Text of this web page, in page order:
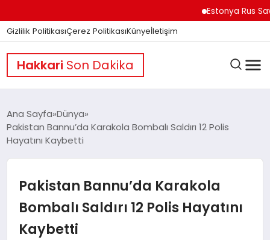
Estonya Rus
Gizlilik PolitikasıÇerez PolitikasıKünyeİletişim
Hakkari Son Dakika
GÜNDEM
DÜNYA
EĞITIM
Ana Sayfa Dünya
Pakistan Bannu’da Karakola Bombalı Saldırı 12 Polis
Hayatını Kaybetti
Pakistan Bannu’da Karakola
Bombalı Saldırı 12 Polis Hayatını
Kaybetti